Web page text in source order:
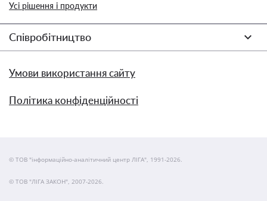
Усі рішення і продукти
Співробітництво
Умови використання сайту
Політика конфіденційності
© ТОВ "інформаційно-аналітичний центр ЛІГА", 1991-2026.
© ТОВ "ЛІГА ЗАКОН", 2007-2026.